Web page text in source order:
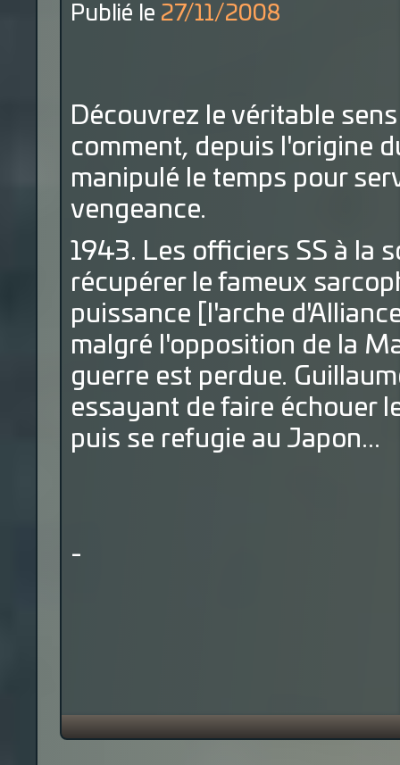
Publié le 27/11/2008
Découvrez le véritable
comment, depuis l'origine
manipulé le temps pour
vengeance.
1943. Les officiers SS à la
récupérer le fameux
puissance [l'arche
malgré l'opposition de la
guerre est perdue.
essayant de faire échouer
puis se refugie au Japon...
-